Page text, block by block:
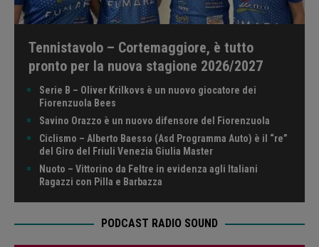
Tennistavolo – Cortemaggiore, è tutto
pronto per la nuova stagione 2026/2027
Serie B – Oliver Krilkovs è un nuovo giocatore dei
Fiorenzuola Bees
Savino Orazzo è un nuovo difensore del Fiorenzuola
Ciclismo – Alberto Baesso (Asd Programma Auto) è il “re”
del Giro del Friuli Venezia Giulia Master
Nuoto – Vittorino da Feltre in evidenza agli Italiani
Ragazzi con Pilla e Barbazza
PODCAST RADIO SOUND